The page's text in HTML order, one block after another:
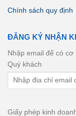
Chính sách quy định
ĐĂNG KÝ NHẬN
Nhập email để có
Quý khách
Giấy phép kinh